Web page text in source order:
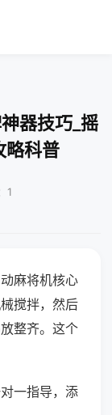
器技巧_摇
略科普
1
麻将机核心
搅拌，然后
整齐。这个
一指导，添